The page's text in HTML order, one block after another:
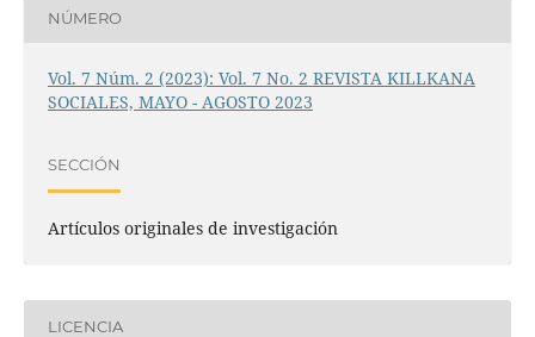
NÚMERO
Vol. 7 Núm. 2 (2023): Vol. 7 No. 2 REVISTA KILLKANA
SOCIALES, MAYO - AGOSTO 2023
SECCIÓN
Artículos originales de investigación
LICENCIA